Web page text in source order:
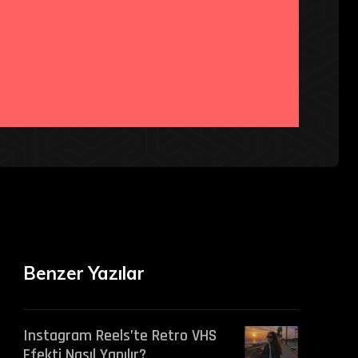
Benzer Yazılar
Instagram Reels’te Retro VHS